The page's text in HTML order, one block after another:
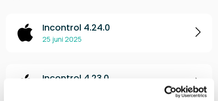
Incontrol 4.24.0
25 juni 2025
Incontrol 4.23.0